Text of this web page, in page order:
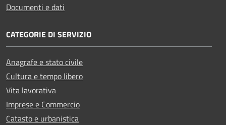
Documenti e dati
CATEGORIE DI SERVIZIO
Anagrafe e stato civile
Cultura e tempo libero
Vita lavorativa
Imprese e Commercio
Catasto e urbanistica